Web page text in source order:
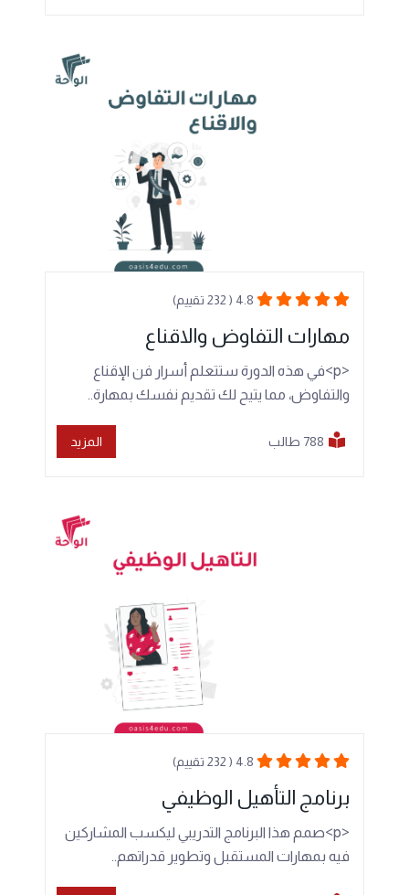
4.8 ( 232 تقييم)
مهارات التفاوض والاقناع
<p>في هذه الدورة ستتعلم أسرار فن الإقناع
والتفاوض، مما يتيح لك تقديم نفسك بمهارة..
788 طالب المزيد
4.8 ( 232 تقييم)
برنامج التأهيل الوظيفي
<p>صمم هذا البرنامج التدريبي ليكسب المشاركين
فيه بمهارات المستقبل وتطوير قدراتهم..